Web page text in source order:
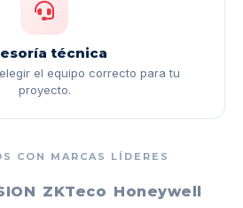
técnica
el equipo correcto para tu
proyecto.
CON MARCAS LÍDERES
ZKTeco Honeywell